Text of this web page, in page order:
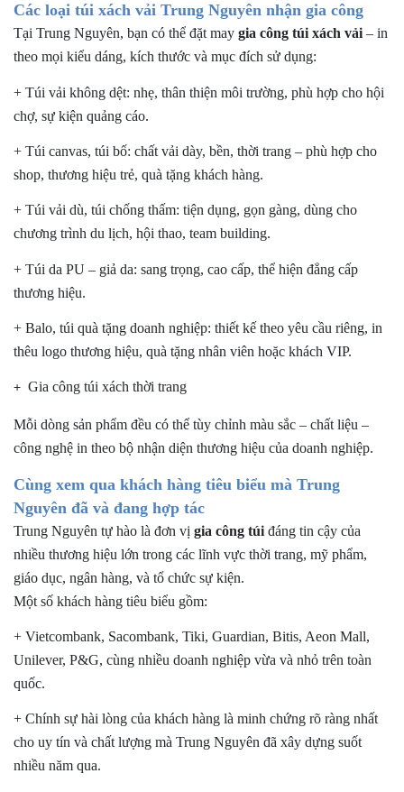
Các loại túi xách vải Trung Nguyên nhận gia công
Tại Trung Nguyên, bạn có thể đặt may gia công túi xách vải – in
theo mọi kiểu dáng, kích thước và mục đích sử dụng:
+ Túi vải không dệt: nhẹ, thân thiện môi trường, phù hợp cho hội
chợ, sự kiện quảng cáo.
+ Túi canvas, túi bố: chất vải dày, bền, thời trang – phù hợp cho
shop, thương hiệu trẻ, quà tặng khách hàng.
+ Túi vải dù, túi chống thấm: tiện dụng, gọn gàng, dùng cho
chương trình du lịch, hội thao, team building.
+ Túi da PU – giả da: sang trọng, cao cấp, thể hiện đẳng cấp
thương hiệu.
+ Balo, túi quà tặng doanh nghiệp: thiết kế theo yêu cầu riêng, in
thêu logo thương hiệu, quà tặng nhân viên hoặc khách VIP.
+ Gia công túi xách thời trang
Mỗi dòng sản phẩm đều có thể tùy chỉnh màu sắc – chất liệu –
công nghệ in theo bộ nhận diện thương hiệu của doanh nghiệp.
Cùng xem qua khách hàng tiêu biểu mà Trung
Nguyên đã và đang hợp tác
Trung Nguyên tự hào là đơn vị gia công túi đáng tin cậy của
nhiều thương hiệu lớn trong các lĩnh vực thời trang, mỹ phẩm,
giáo dục, ngân hàng, và tổ chức sự kiện.
Một số khách hàng tiêu biểu gồm:
+ Vietcombank, Sacombank, Tiki, Guardian, Bitis, Aeon Mall,
Unilever, P&G, cùng nhiều doanh nghiệp vừa và nhỏ trên toàn
quốc.
+ Chính sự hài lòng của khách hàng là minh chứng rõ ràng nhất
cho uy tín và chất lượng mà Trung Nguyên đã xây dựng suốt
nhiều năm qua.